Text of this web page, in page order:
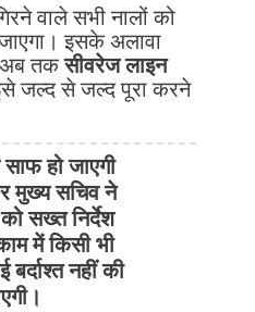
वाले सभी नालों को
इसके अलावा
अब तकसीवरेज लाइन
जल्द से जल्द पूरा करने
हो जाएगी
सचिव ने
सख्त निर्देश
में किसी भी
बर्दाश्त नहीं की